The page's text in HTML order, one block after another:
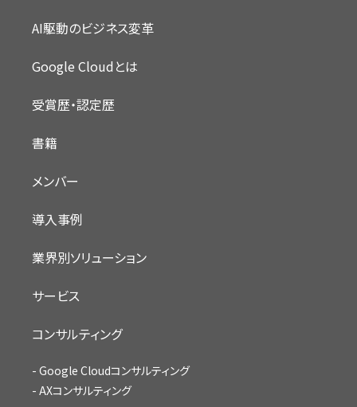
AI駆動のビジネス変革
Google Cloudとは
受賞歴・認定歴
書籍
メンバー
導入事例
業界別ソリューション
サービス
コンサルティング
Google Cloudコンサルティング
AXコンサルティング